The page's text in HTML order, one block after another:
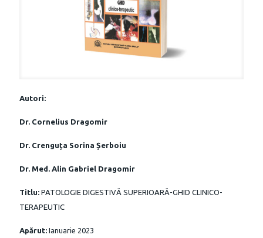
Autori:
Dr. Cornelius Dragomir
Dr. Crenguța Sorina Șerboiu
Dr. Med. Alin Gabriel Dragomir
Titlu: PATOLOGIE DIGESTIVĂ SUPERIOARĂ-GHID CLINICO-
TERAPEUTIC
Apărut: Ianuarie 2023